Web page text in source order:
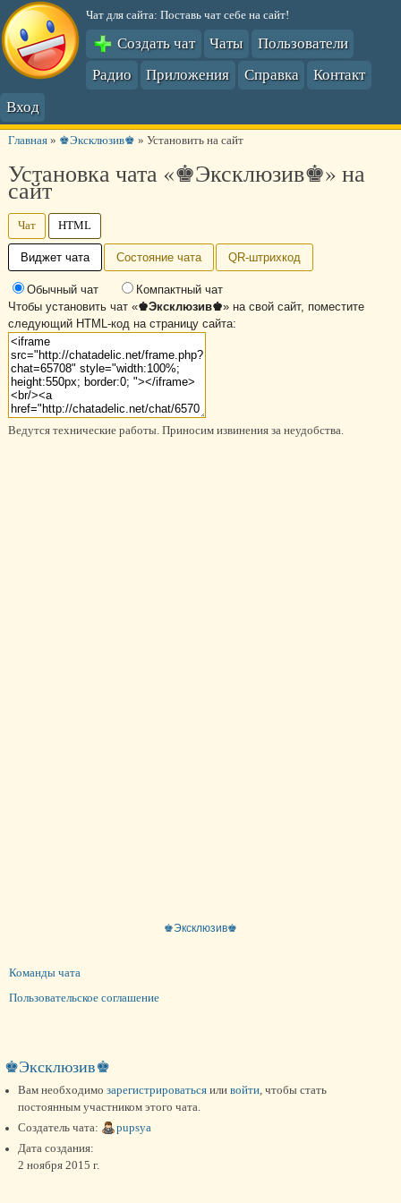
Чат для сайта: Поставь чат себе на сайт!
Создать чат Чаты
Пользователи
Радио
Приложения Справка
Контакт
Вход
Главная» ♚Эксклюзив♚ » Установить на сайт
Установка чата «♚Эксклюзив♚» на
сайт
Чат HTML
Виджет чата Состояние чата QR-штрихкод
Обычный чат
Компактный чат
Чтобы установить чат «♚Эксклюзив♚» на свой сайт, поместите
следующий HTML-код на страницу сайта:
♚Эксклюзив♚
Команды чата
Пользовательское соглашение
♚Эксклюзив♚
Вам необходимо зарегистрироваться или войти, чтобы стать
постоянным участником этого чата.
Создатель чата:
pupsya
Дата создания:
2 ноября 2015 г.